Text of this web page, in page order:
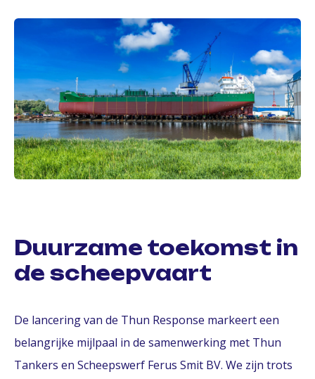
Duurzame toekomst in
de scheepvaart
De lancering van de Thun Response markeert een
belangrijke mijlpaal in de samenwerking met Thun
Tankers en Scheepswerf Ferus Smit BV. We zijn trots